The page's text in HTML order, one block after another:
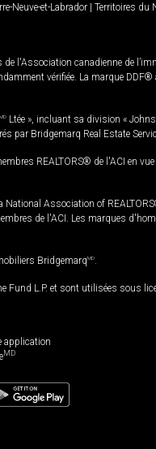
Neuve-et-Labrador | Territoires du
l'Association canadienne de
vérifiée. La marque
MD Ltée », incluant sa division «
par Bridgemarq Real Estate
REALTORS® de l'ACI en
Association of
de l'ACI. Les marques
BridgemarqMD
Fund L.P. et sont utilisées sous
application
MD